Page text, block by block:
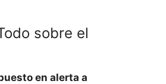
sobre el
en alerta a